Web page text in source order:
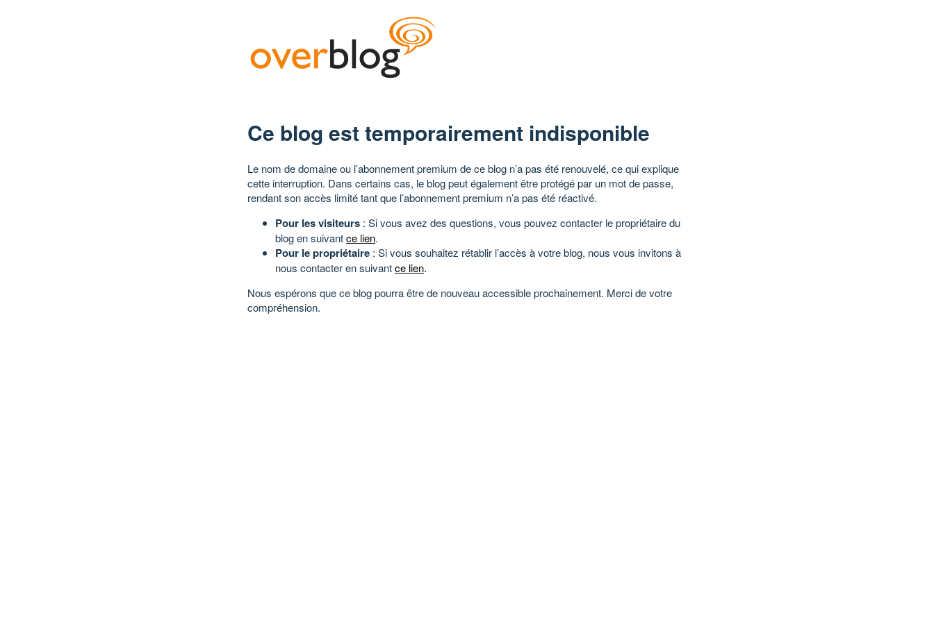
Ce blog est temporairement indisponible
Le nom de domaine ou l’abonnement premium de ce blog n’a pas été renouvelé, ce qui explique
cette interruption. Dans certains cas, le blog peut également être protégé par un mot de passe,
rendant son accès limité tant que l’abonnement premium n’a pas été réactivé.
Pour les visiteurs : Si vous avez des questions, vous pouvez contacter le propriétaire du
blog en suivantce lien.
Pour le propriétaire : Si vous souhaitez rétablir l’accès à votre blog, nous vous invitons à
nous contacter en suivantce lien.
Nous espérons que ce blog pourra être de nouveau accessible prochainement. Merci de votre
compréhension.